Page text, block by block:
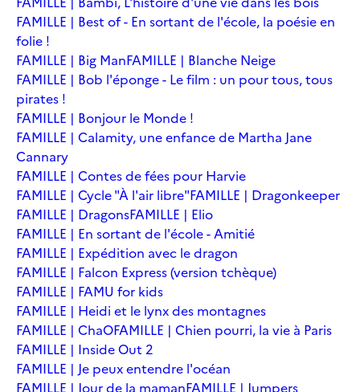
FAMILLE | Best of - En sortant de l'école, la poésie en
folie !
FAMILLE | Big ManFAMILLE | Blanche Neige
FAMILLE | Bob l'éponge - Le film : un pour tous, tous
pirates !
FAMILLE | Bonjour le Monde !
FAMILLE | Calamity, une enfance de Martha Jane
Cannary
FAMILLE | Contes de fées pour Harvie
FAMILLE | Cycle "À l'air libre"FAMILLE | Dragonkeeper
FAMILLE | DragonsFAMILLE | Elio
FAMILLE | En sortant de l'école - Amitié
FAMILLE | Expédition avec le dragon
FAMILLE | Falcon Express (version tchèque)
FAMILLE | FAMU for kids
FAMILLE | Heidi et le lynx des montagnes
FAMILLE | ChaOFAMILLE | Chien pourri, la vie à Paris
FAMILLE | Inside Out 2
FAMILLE | Je peux entendre l'océan
FAMILLE | Jour de la mamanFAMILLE | Jumpers